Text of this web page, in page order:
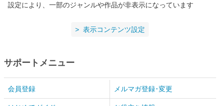
設定により、一部のジャンルや作品が非表示になっています
表示コンテンツ設定
サポートメニュー
会員登録 メルマガ登録･変更